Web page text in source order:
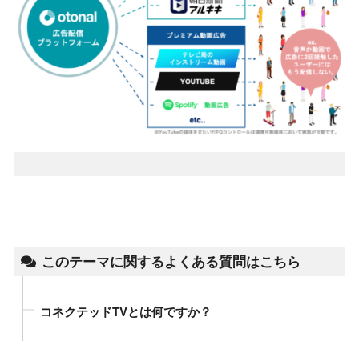
このテーマに関するよくある質問はこちら
コネクテッドTVとは何ですか？